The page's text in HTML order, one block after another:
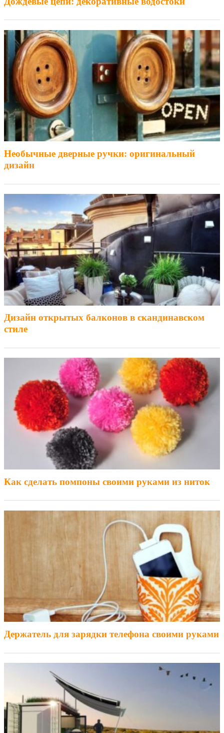
Необычные дверные ручки: оригинальный
дизайн
Дизайн открытых балконов в скандинавском
стиле
Как сделать помпоны своими руками из ниток
Держатель для зарядки телефона своими руками